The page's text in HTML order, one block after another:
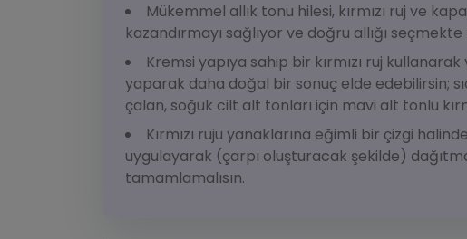
Mükemmel allık tonu hilesi, kırmızı ruj ve
kazandırmayı sağlıyor ve doğru allığı
Kremsi yapıya sahip bir kırmızı ruj
yaparak daha doğal bir sonuç elde edebilirsin;
çalan, soğuk cilt alt tonları için mavi alt tonlu
Kırmızı ruju yanaklarına eğimli bir çizgi
uygulayarak (çarpı oluşturacak şekilde)
tamamlamalısın.